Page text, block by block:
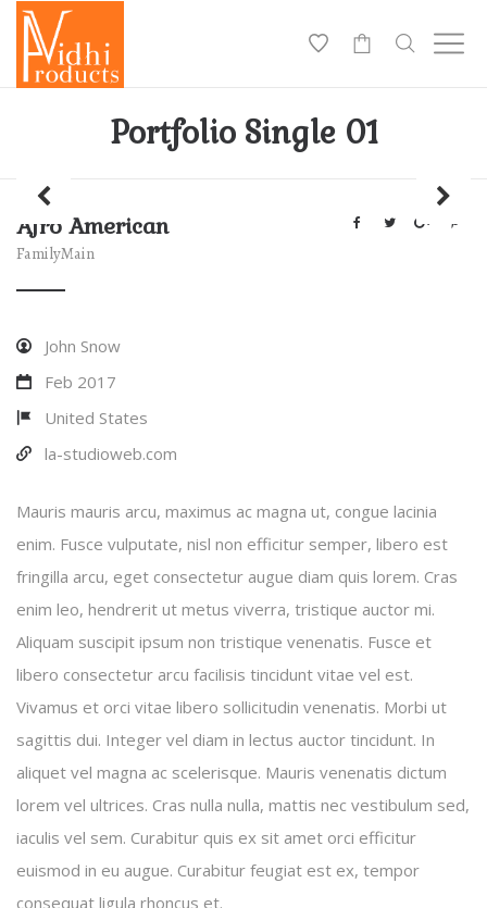
Portfolio Single 01
Afro American
FamilyMain
John Snow
Feb 2017
United States
la-studioweb.com
Mauris mauris arcu, maximus ac magna ut, congue lacinia
enim. Fusce vulputate, nisl non efficitur semper, libero est
fringilla arcu, eget consectetur augue diam quis lorem. Cras
enim leo, hendrerit ut metus viverra, tristique auctor mi.
Aliquam suscipit ipsum non tristique venenatis. Fusce et
libero consectetur arcu facilisis tincidunt vitae vel est.
Vivamus et orci vitae libero sollicitudin venenatis. Morbi ut
sagittis dui. Integer vel diam in lectus auctor tincidunt. In
aliquet vel magna ac scelerisque. Mauris venenatis dictum
lorem vel ultrices. Cras nulla nulla, mattis nec vestibulum sed,
iaculis vel sem. Curabitur quis ex sit amet orci efficitur
euismod in eu augue. Curabitur feugiat est ex, tempor
consequat ligula rhoncus et.